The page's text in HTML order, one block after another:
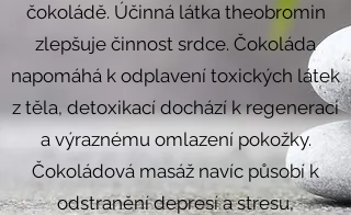
čokoládě. Účinná látka theobromin
zlepšuje činnost srdce. Čokoláda
napomáhá k odplavení toxických látek
z těla, detoxikací dochází k regeneraci
a výraznému omlazení pokožky.
Čokoládová masáž navíc působí k
odstranění depresí a stresu,